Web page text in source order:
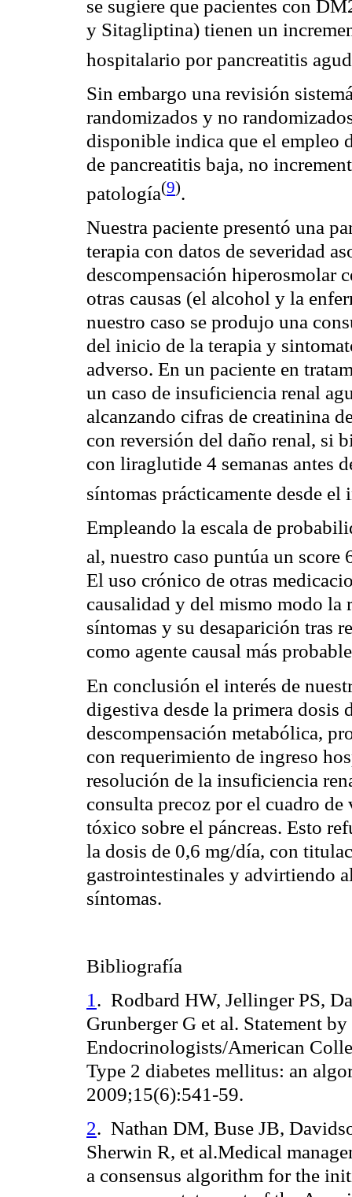
se sugiere que pacientes con
y Sitagliptina) tienen un
hospitalario por pancreatitis
Sin embargo una revisión
randomizados y no
disponible indica que el empleo
de pancreatitis baja, no
patología(9).
Nuestra paciente presentó una
terapia con datos de severidad
descompensación hiperosmolar
otras causas (el alcohol y la
nuestro caso se produjo una
del inicio de la terapia y
adverso. En un paciente en
un caso de insuficiencia renal
alcanzando cifras de creatinina
con reversión del daño renal, si
con liraglutide 4 semanas antes
síntomas prácticamente desde
Empleando la escala de
al, nuestro caso puntúa un
El uso crónico de otras
causalidad y del mismo modo
síntomas y su desaparición tras
como agente causal más
En conclusión el interés de
digestiva desde la primera
descompensación metabólica,
con requerimiento de ingreso
resolución de la insuficiencia
consulta precoz por el cuadro
tóxico sobre el páncreas. Esto
la dosis de 0,6 mg/día, con
gastrointestinales y advirtiendo
síntomas.
Bibliografía
1 . Rodbard HW, Jellinger PS,
Grunberger G et al. Statement
Endocrinologists/American
Type 2 diabetes mellitus: an
2009;15(6):541-59.
2. Nathan DM, Buse JB,
Sherwin R, et al.Medical
a consensus algorithm for the